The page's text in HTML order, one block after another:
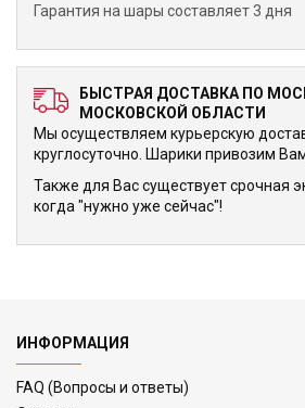
Гарантия на шары составляет 3 дня
БЫСТРАЯ ДОСТАВКА ПО
МОСКОВСКОЙ ОБЛАСТИ
Мы осуществляем курьерскую
круглосуточно. Шарики привозим
Также для Вас существует срочная
когда "нужно уже сейчас"!
ИНФОРМАЦИЯ
FAQ (Вопросы и ответы)